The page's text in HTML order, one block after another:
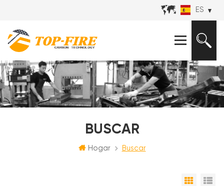
ES
BUSCAR
Hogar Buscar
Vista